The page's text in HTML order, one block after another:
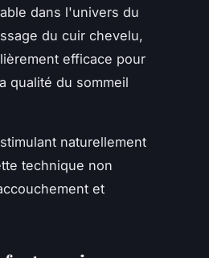
dans l'univers du
du cuir chevelu,
efficace pour
qualité du sommeil
naturellement
technique non
et